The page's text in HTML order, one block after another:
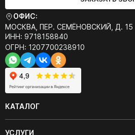
ОФИС:
МОСКВА, ПЕР. СЕМЁНОВСКИЙ, Д. 15
ИНН: 9718158840
ОГРН: 1207700238910
КАТАЛОГ
УСЛУГИ